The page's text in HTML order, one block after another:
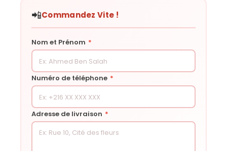
📲Commandez Vite !
Nom et Prénom *
Numéro de téléphone *
Adresse de livraison *